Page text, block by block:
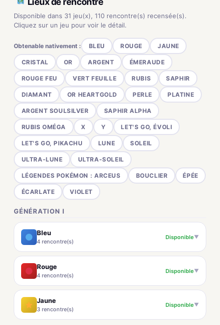
Disponible dans 31 jeu(x), 110 rencontre(s) recensée(s).
Cliquez sur un jeu pour voir le détail.
Obtenable nativement : BLEU ROUGE JAUNE
CRISTAL OR ARGENT ÉMERAUDE
ROUGE FEU VERT FEUILLE RUBIS SAPHIR
DIAMANT OR HEARTGOLD PERLE PLATINE
ARGENT SOULSILVER SAPHIR ALPHA
RUBIS OMÉGA X Y LET'S GO, ÉVOLI
LET'S GO, PIKACHU LUNE SOLEIL
ULTRA-LUNE ULTRA-SOLEIL
LÉGENDES POKÉMON : ARCEUS BOUCLIER ÉPÉE
ÉCARLATE VIOLET
GÉNÉRATION I
Bleu
4 rencontre(s)
Disponible▼
Rouge
4 rencontre(s)
Disponible▼
Jaune
3 rencontre(s)
Disponible▼